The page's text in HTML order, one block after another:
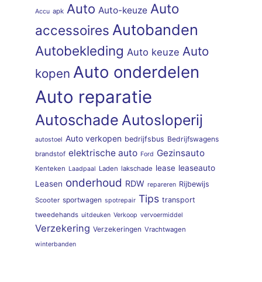
Accu apk Auto Auto-keuze Auto
accessoires Autobanden
Autobekleding Auto keuze Auto
kopen Auto onderdelen
Auto reparatie
Autoschade Autosloperij
autostoel Auto verkopen bedrijfsbus Bedrijfswagens
brandstof elektrische auto Ford Gezinsauto
Kenteken Laadpaal Laden lakschade lease leaseauto
Leasen onderhoud RDW repareren Rijbewijs
Scooter sportwagen spotrepair Tips transport
tweedehands uitdeuken Verkoop vervoermiddel
Verzekering Verzekeringen Vrachtwagen
winterbanden